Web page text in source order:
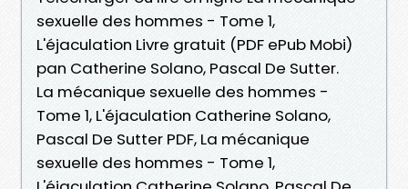
sexuelle des hommes - Tome 1,
L'éjaculation Livre gratuit (PDF ePub Mobi)
pan Catherine Solano, Pascal De Sutter.
La mécanique sexuelle des hommes -
Tome 1, L'éjaculation Catherine Solano,
Pascal De Sutter PDF, La mécanique
sexuelle des hommes - Tome 1,